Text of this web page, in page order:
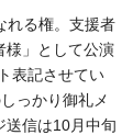
れる権。支援者
様」として公演
表記させてい
っかり御礼メ
信は10月中旬